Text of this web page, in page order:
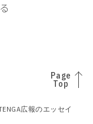
Page
Top
広報のエッセイ